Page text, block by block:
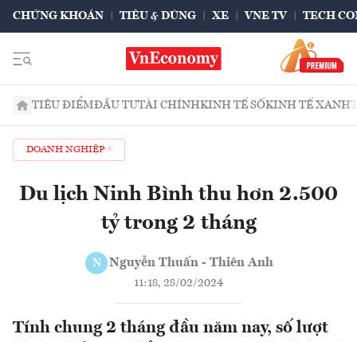
CHỨNG KHOÁN TIÊU & DÙNG XE VNE TV TECH
TIÊU ĐIỂMĐẦU TƯTÀI CHÍNHKINH TẾ SỐKINH TẾ XANH
DOANH NGHIỆP
Du lịch Ninh Bình thu hơn 2.500
tỷ trong 2 tháng
N Nguyễn Thuấn - Thiên Anh
11:18, 28/02/2024
Tính chung 2 tháng đầu năm nay, số lượt